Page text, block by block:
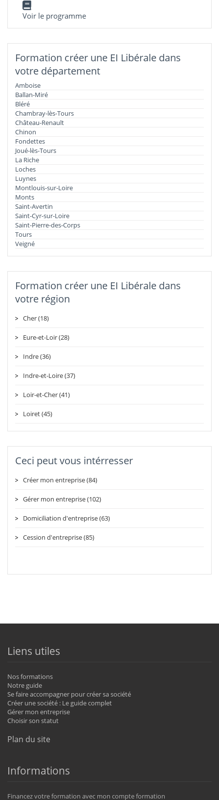
Voir le programme
Formation créer une EI Libérale dans
votre département
Amboise
Ballan-Miré
Bléré
Chambray-lès-Tours
Château-Renault
Chinon
Fondettes
Joué-lès-Tours
La Riche
Loches
Luynes
Montlouis-sur-Loire
Monts
Saint-Avertin
Saint-Cyr-sur-Loire
Saint-Pierre-des-Corps
Tours
Veigné
Formation créer une EI Libérale dans
votre région
Cher (18)
Eure-et-Loir (28)
Indre (36)
Indre-et-Loire (37)
Loir-et-Cher (41)
Loiret (45)
Ceci peut vous intérresser
Créer mon entreprise (84)
Gérer mon entreprise (102)
Domiciliation d'entreprise (63)
Cession d'entreprise (85)
Liens utiles
Nos formations
Notre guide
Se faire accompagner pour créer sa société
Créer une société : Le guide complet
Gérer mon entreprise
Choisir son statut
Plan du site
Informations
Financez votre formation avec mon compte formation